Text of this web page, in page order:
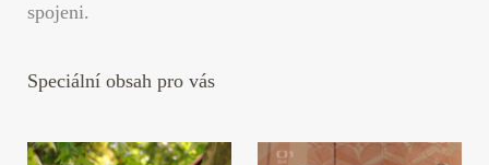
spojeni.
Speciální obsah pro vás